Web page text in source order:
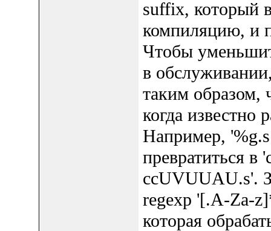
suffix, который
компиляцию, и
Чтобы
в
таким образом,
когда известно
Например,
превратиться
ccUVUUAU.s'.
regexp '[.A-Za-
которая